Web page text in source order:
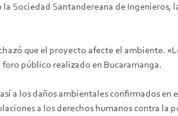
Sociedad Santandereana de
que el proyecto afecte el ambiente.
foro público realizado en Bucaramanga.
a los daños ambientales confirmados
a los derechos humanos contra la